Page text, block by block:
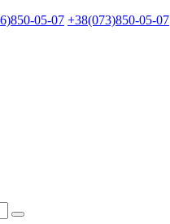
05-07 +38(073)850-05-07